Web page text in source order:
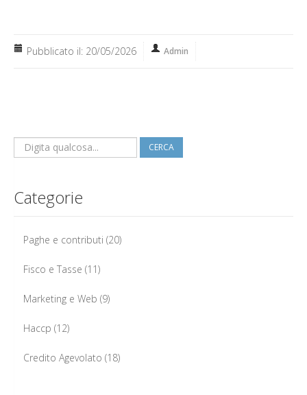
Pubblicato il: 20/05/2026 Admin
CERCA
Categorie
Paghe e contributi (20)
Fisco e Tasse (11)
Marketing e Web (9)
Haccp (12)
Credito Agevolato (18)